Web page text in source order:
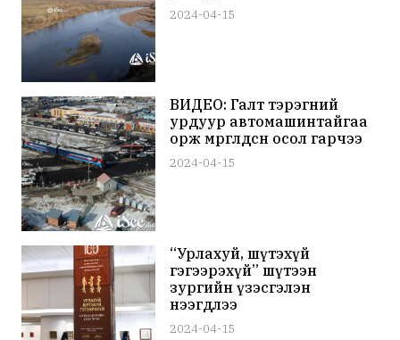
2024-04-15
ВИДЕО: Галт тэрэгний
урдуур автомашинтайгаа
орж мөргөлдсөн осол гарчээ
2024-04-15
“Урлахуй, шүтэхүй
гэгээрэхүй” шүтээн
зургийн үзэсгэлэн
нээгдлээ
2024-04-15